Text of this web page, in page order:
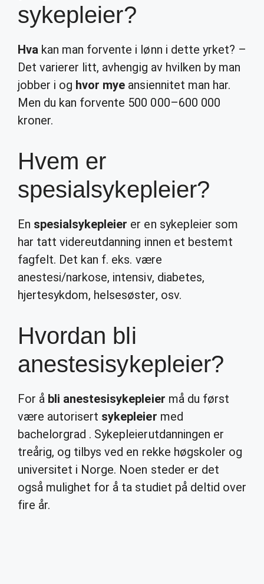
sykepleier?
Hva kan man forvente i lønn i dette yrket? –
Det varierer litt, avhengig av hvilken by man
jobber i og hvor mye ansiennitet man har.
Men du kan forvente 500 000–600 000
kroner.
Hvem er
spesialsykepleier?
En spesialsykepleier er en sykepleier som
har tatt videreutdanning innen et bestemt
fagfelt. Det kan f. eks. være
anestesi/narkose, intensiv, diabetes,
hjertesykdom, helsesøster, osv.
Hvordan bli
anestesisykepleier?
For å bli anestesisykepleier må du først
være autorisert sykepleier med
bachelorgrad . Sykepleierutdanningen er
treårig, og tilbys ved en rekke høgskoler og
universitet i Norge. Noen steder er det
også mulighet for å ta studiet på deltid over
fire år.